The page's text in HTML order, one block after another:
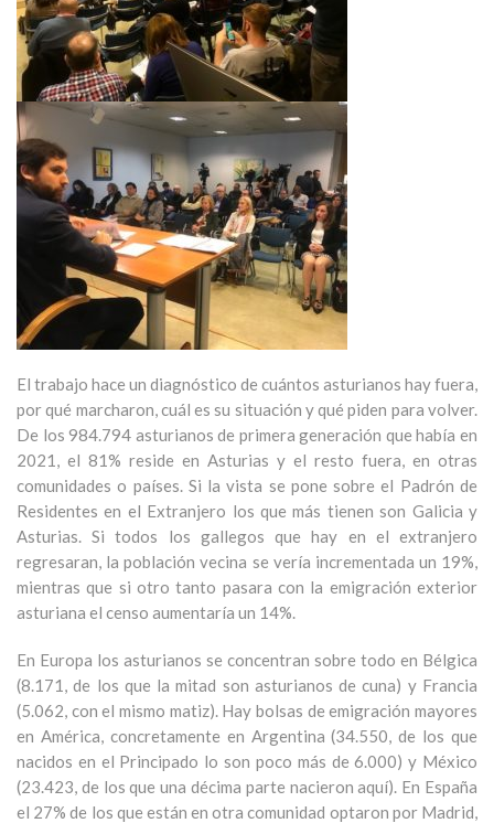
El trabajo hace un diagnóstico de cuántos asturianos hay fuera,
por qué marcharon, cuál es su situación y qué piden para volver.
De los 984.794 asturianos de primera generación que había en
2021, el 81% reside en Asturias y el resto fuera, en otras
comunidades o países. Si la vista se pone sobre el Padrón de
Residentes en el Extranjero los que más tienen son Galicia y
Asturias. Si todos los gallegos que hay en el extranjero
regresaran, la población vecina se vería incrementada un 19%,
mientras que si otro tanto pasara con la emigración exterior
asturiana el censo aumentaría un 14%.
En Europa los asturianos se concentran sobre todo en Bélgica
(8.171, de los que la mitad son asturianos de cuna) y Francia
(5.062, con el mismo matiz). Hay bolsas de emigración mayores
en América, concretamente en Argentina (34.550, de los que
nacidos en el Principado lo son poco más de 6.000) y México
(23.423, de los que una décima parte nacieron aquí). En España
el 27% de los que están en otra comunidad optaron por Madrid,